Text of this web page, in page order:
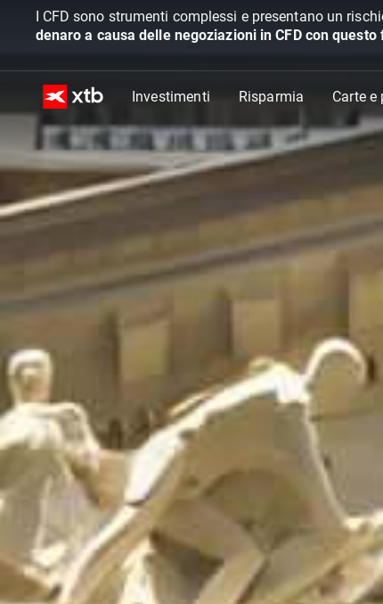
I CFD sono strumenti complessi e presentano un
denaro a causa delle negoziazioni in CFD con
Investimenti Risparmia Carte